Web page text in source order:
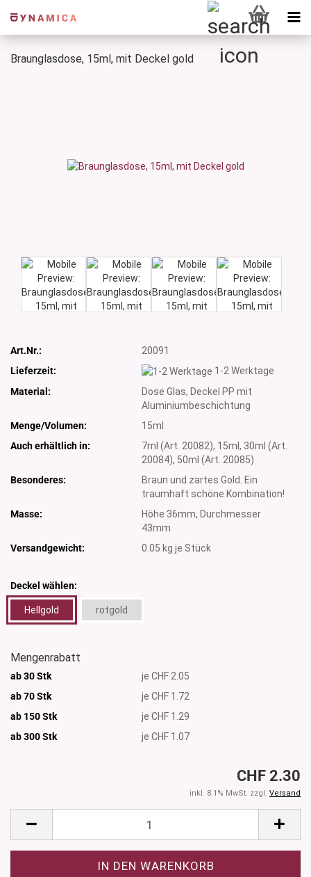
Braunglasdose, 15ml, mit Deckel gold
Art.Nr.:
20091
Lieferzeit:
1-2 Werktage
Material:
Dose Glas, Deckel PP mit
Aluminiumbeschichtung
Menge/Volumen:
15ml
Auch erhältlich in:
7ml (Art. 20082), 15ml, 30ml (Art.
20084), 50ml (Art. 20085)
Besonderes:
Braun und zartes Gold. Ein
traumhaft schöne Kombination!
Masse:
Höhe 36mm, Durchmesser
43mm
Versandgewicht:
0.05 kg je Stück
Deckel wählen:
Hellgold rotgold
Mengenrabatt
ab 30 Stk
je CHF 2.05
ab 70 Stk
je CHF 1.72
ab 150 Stk
je CHF 1.29
ab 300Stk je CHF 1.07
CHF 2.30
inkl. 8.1% MwSt. zzgl. Versand